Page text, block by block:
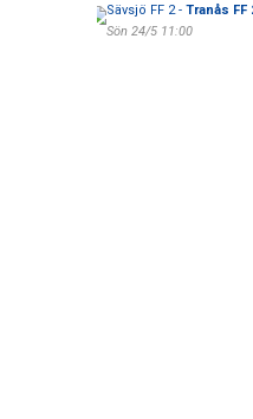
Sävsjö FF 2 - Tranås FF
Sön 24/5 11:00